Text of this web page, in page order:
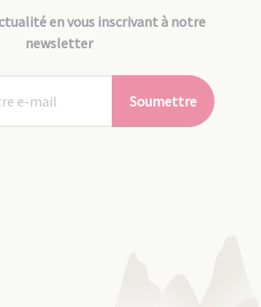
en vous inscrivant à notre
newsletter
Soumettre